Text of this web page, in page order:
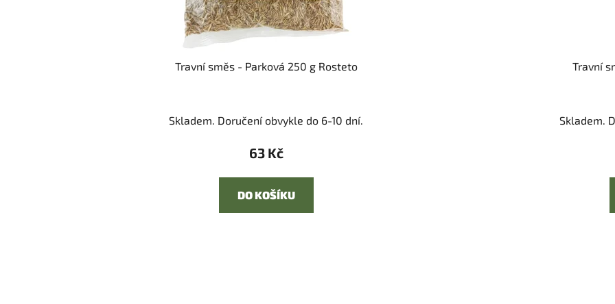
Travní směs - Parková 250 g Rosteto
Skladem. Doručení obvykle do 6-10 dní.
63 Kč
DO KOŠÍKU
Travní
Skladem.